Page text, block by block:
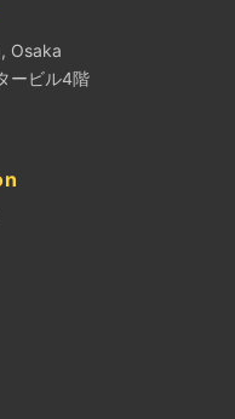
Osaka
ービル4階